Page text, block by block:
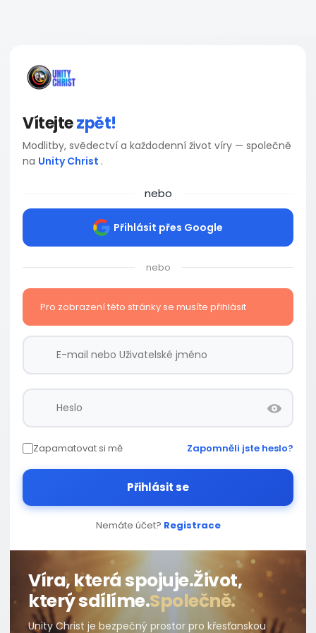
Vítejtezpět!
Modlitby, svědectví a každodenní život víry — společně
na Unity Christ .
nebo
Přihlásit přes Google
nebo
Pro zobrazení této stránky se musíte přihlásit
Zapamatovat si mě Zapomněli jste heslo?
Přihlásit se
Nemáte účet? Registrace
Víra, která spojuje.Život,
který sdílíme.Společně.
Unity Christ je bezpečný prostor pro křesťanskou